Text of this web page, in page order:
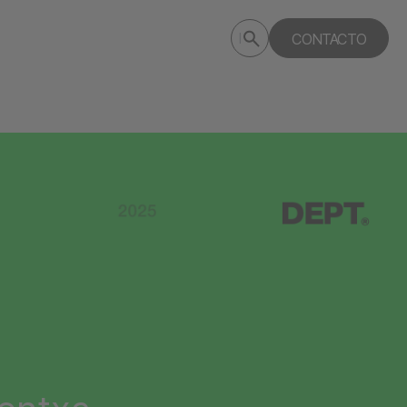
Search
deptagency.com
Submit
search
CONTACTO